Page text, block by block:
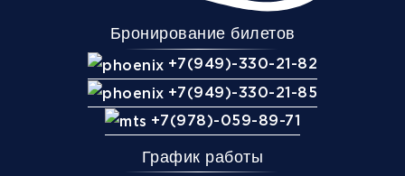
Бронирование билетов
+7(949)-330-21-82
+7(949)-330-21-85
+7(978)-059-89-71
График работы